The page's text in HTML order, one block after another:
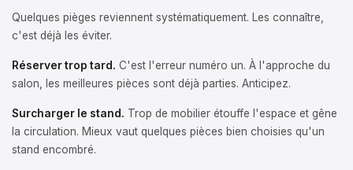
Quelques pièges reviennent systématiquement. Les connaître,
c'est déjà les éviter.
Réserver trop tard. C'est l'erreur numéro un. À l'approche du
salon, les meilleures pièces sont déjà parties. Anticipez.
Surcharger le stand. Trop de mobilier étouffe l'espace et gêne
la circulation. Mieux vaut quelques pièces bien choisies qu'un
stand encombré.